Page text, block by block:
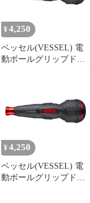
¥ 4,250
ベッセル(VESSEL) 電
動ボールグリップドラ
ルク3N・m 220USBC 1
¥ 4,250
ベッセル(VESSEL) 電
動ボールグリップドラ